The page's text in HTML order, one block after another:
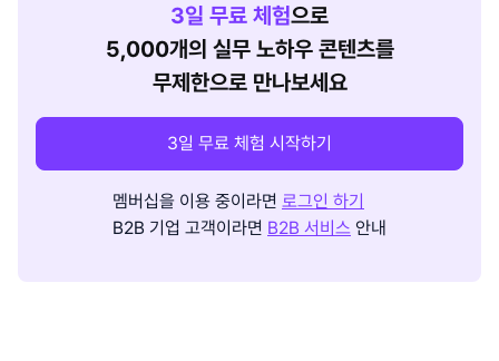
3일 무료 체험으로
5,000개의 실무 노하우 콘텐츠를
무제한으로 만나보세요
3일 무료 체험 시작하기
멤버십을 이용 중이라면 로그인 하기
B2B 기업 고객이라면 B2B 서비스 안내